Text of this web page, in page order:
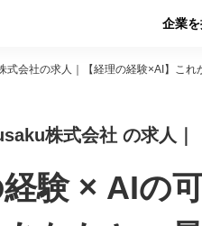
企業
式会社の求人｜【経理の経験×AI】こ
株式会社 の求人｜
験 × AIの